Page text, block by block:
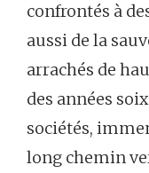
confrontés à
aussi de la
arrachés de
des années
sociétés,
long chemin